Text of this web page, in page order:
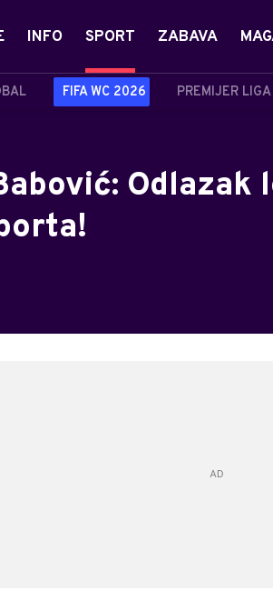
INFO SPORT
FIFA WC 2026 PREMIJER
ZABAVA
Odlazak